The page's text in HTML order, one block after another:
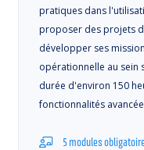
pratiques dans
proposer des projets
développer ses
opérationnelle au sein
durée d'environ 150
fonctionnalités
5 modules